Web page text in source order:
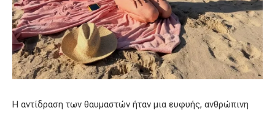
Η αντίδραση των θαυμαστών ήταν μια ευφυής, ανθρώπινη